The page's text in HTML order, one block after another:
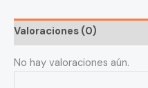
Valoraciones (0)
No hay valoraciones aún.